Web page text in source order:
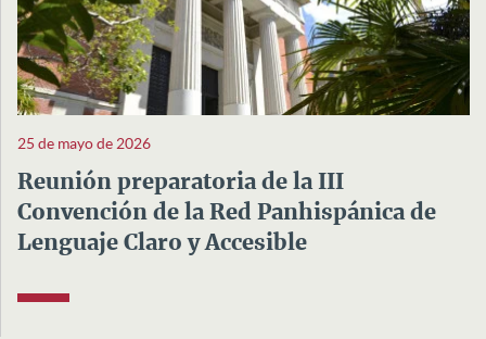
25 de mayo de 2026
Reunión preparatoria de la III
Convención de la Red Panhispánica de
Lenguaje Claro y Accesible